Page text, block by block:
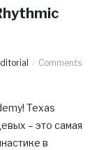
Comments
Texas
– это самая
в